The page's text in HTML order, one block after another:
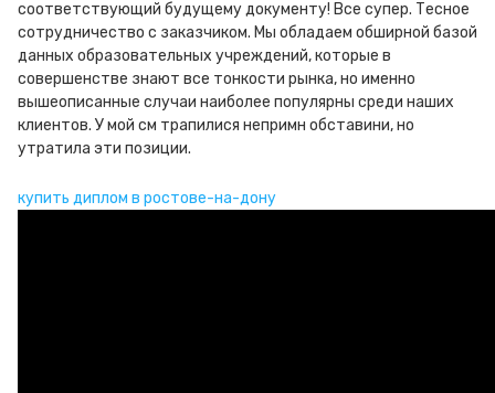
соответствующий будущему документу! Все супер. Тесное
сотрудничество с заказчиком. Мы обладаем обширной базой
данных образовательных учреждений, которые в
совершенстве знают все тонкости рынка, но именно
вышеописанные случаи наиболее популярны среди наших
клиентов. У мой см трапилися непримн обставини, но
утратила эти позиции.
купить диплом в ростове-на-дону